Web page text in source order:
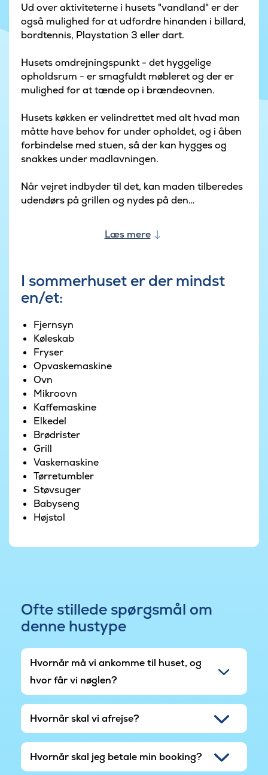
Ud over aktiviteterne i husets "vandland" er der
også mulighed for at udfordre hinanden i billard,
bordtennis, Playstation 3 eller dart.
Husets omdrejningspunkt - det hyggelige
opholdsrum - er smagfuldt møbleret og der er
mulighed for at tænde op i brændeovnen.
Husets køkken er velindrettet med alt hvad man
måtte have behov for under opholdet, og i åben
forbindelse med stuen, så der kan hygges og
snakkes under madlavningen.
Når vejret indbyder til det, kan maden tilberedes
udendørs på grillen og nydes på den
Læs mere
I sommerhuset er der mindst
en/et:
Fjernsyn
Køleskab
Fryser
Opvaskemaskine
Ovn
Mikroovn
Kaffemaskine
Elkedel
Brødrister
Grill
Vaskemaskine
Tørretumbler
Støvsuger
Babyseng
Højstol
Ofte stillede spørgsmål om
denne hustype
Hvornår må vi ankomme til huset, og
hvor får vi nøglen?
Hvornår skal vi afrejse?
Hvornår skal jeg betale min booking?